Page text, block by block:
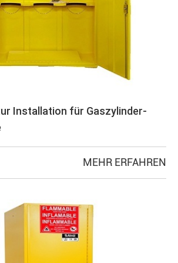
Installation für Gaszylinder-
MEHR ERFAHREN